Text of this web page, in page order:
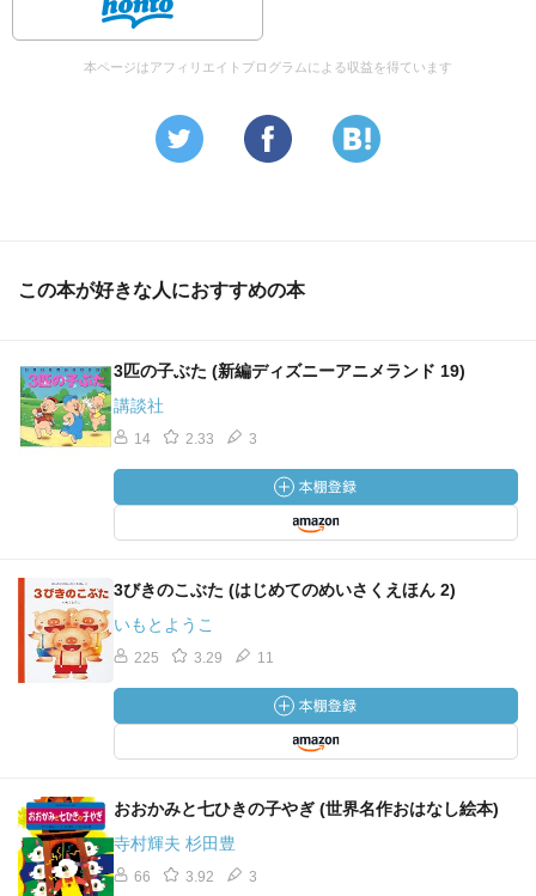
本ページはアフィリエイトプログラムによる収益を得ています
この本が好きな人におすすめの本
3匹の子ぶた (新編ディズニーアニメランド 19)
講談社
14 2.33 3
3びきのこぶた (はじめてのめいさくえほん 2)
いもとようこ
225 3.29 11
おおかみと七ひきの子やぎ (世界名作おはなし絵本)
寺村輝夫 杉田豊
66 3.92 3